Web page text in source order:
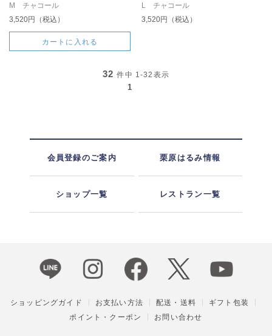
M チャコール
3,520円（税込）
カートに入れる
L チャコール
3,520円（税込）
32 件中 1-32 表示
1
会員登録のご案内 栗原はるみ情報
ショップ一覧 レストラン一覧
ショッピングガイド お支払い方法 配送・送料
ギフト包装
ポイント・クーポン
お問い合わせ